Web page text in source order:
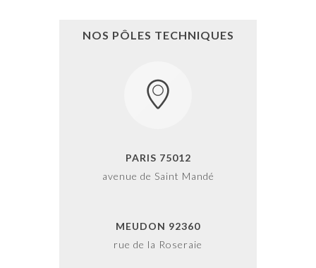
NOS PÔLES TECHNIQUES
PARIS 75012
avenue de Saint Mandé
MEUDON 92360
rue de la Roseraie